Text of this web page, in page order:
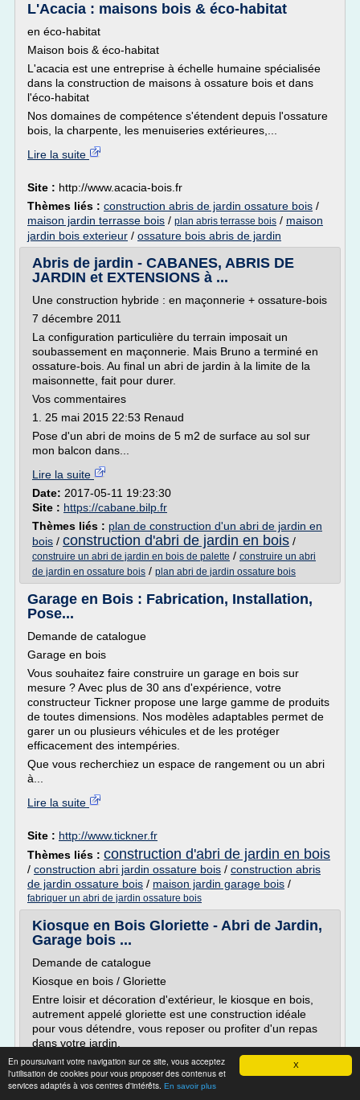
X
En poursuivant votre navigation sur ce site, vous acceptez
l'utilisation de cookies pour vous proposer des contenus et
services adaptés à vos centres d'intérêts. En savoir plus
L'Acacia : maisons bois & éco-habitat
en éco-habitat
Maison bois & éco-habitat
L'acacia est une entreprise à échelle humaine spécialisée
dans la construction de maisons à ossature bois et dans
l'éco-habitat
Nos domaines de compétence s'étendent depuis l'ossature
bois, la charpente, les menuiseries extérieures,...
Lire la suite
Site : http://www.acacia-bois.fr
Thèmes liés : construction abris de jardin ossature bois /
maison jardin terrasse bois / plan abris terrasse bois / maison
jardin bois exterieur / ossature bois abris de jardin
Abris de jardin - CABANES, ABRIS DE
JARDIN et EXTENSIONS à ...
Une construction hybride : en maçonnerie + ossature-bois
7 décembre 2011
La configuration particulière du terrain imposait un
soubassement en maçonnerie. Mais Bruno a terminé en
ossature-bois. Au final un abri de jardin à la limite de la
maisonnette, fait pour durer.
Vos commentaires
1. 25 mai 2015 22:53 Renaud
Pose d'un abri de moins de 5 m2 de surface au sol sur
mon balcon dans...
Lire la suite
Date: 2017-05-11 19:23:30
Site : https://cabane.bilp.fr
Thèmes liés : plan de construction d'un abri de jardin en
bois / construction d'abri de jardin en bois /
construire un abri de jardin en bois de palette / construire un abri
de jardin en ossature bois / plan abri de jardin ossature bois
Garage en Bois : Fabrication, Installation,
Pose...
Demande de catalogue
Garage en bois
Vous souhaitez faire construire un garage en bois sur
mesure ? Avec plus de 30 ans d'expérience, votre
constructeur Tickner propose une large gamme de produits
de toutes dimensions. Nos modèles adaptables permet de
garer un ou plusieurs véhicules et de les protéger
efficacement des intempéries.
Que vous recherchiez un espace de rangement ou un abri
à...
Lire la suite
Site : http://www.tickner.fr
Thèmes liés : construction d'abri de jardin en bois
/ construction abri jardin ossature bois / construction abris
de jardin ossature bois / maison jardin garage bois /
fabriquer un abri de jardin ossature bois
Kiosque en Bois Gloriette - Abri de Jardin,
Garage bois ...
Demande de catalogue
Kiosque en bois / Gloriette
Entre loisir et décoration d'extérieur, le kiosque en bois,
autrement appelé gloriette est une construction idéale
pour vous détendre, vous reposer ou profiter d'un repas
dans votre jardin.
Véritable havre de paix, ce type de construction à
ossature offre de nombreux avantages en termes de
praticité, coût et rapidité de pose. Jardins...